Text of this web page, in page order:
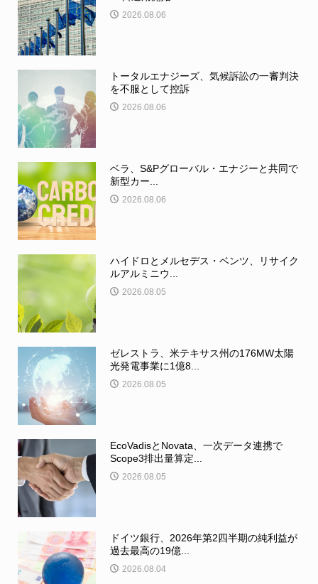
2026.08.06
トータルエナジーズ、気候訴訟の一審判決
を不服として控訴
2026.08.06
ベラ、S&Pグローバル・エナジーと共同で
新型カー...
2026.08.06
ハイドロとメルセデス・ベンツ、リサイク
ルアルミニウ...
2026.08.05
ゼレストラ、米テキサス州の176MW太陽
光発電事業に1億8...
2026.08.05
EcoVadisとNovata、一次データ連携で
Scope3排出量算定...
2026.08.05
ドイツ銀行、2026年第2四半期の純利益が
過去最高の19億...
2026.08.04